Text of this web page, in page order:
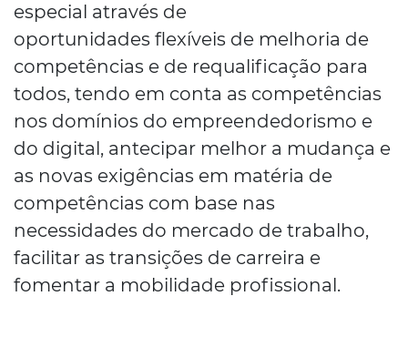
especial através de
oportunidades flexíveis de melhoria de
competências e de requalificação para
todos, tendo em conta as competências
nos domínios do empreendedorismo e
do digital, antecipar melhor a mudança e
as novas exigências em matéria de
competências com base nas
necessidades do mercado de trabalho,
facilitar as transições de carreira e
fomentar a mobilidade profissional.